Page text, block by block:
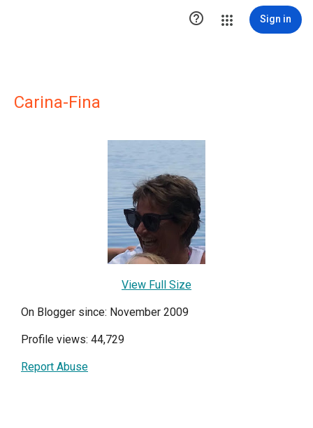
 Sign in
Carina-Fina
View Full Size
On Blogger since: November 2009
Profile views: 44,729
Report Abuse